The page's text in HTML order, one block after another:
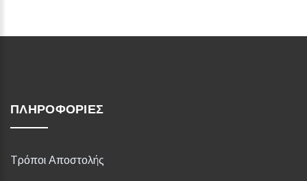
ΠΛΗΡΟΦΟΡΊΕΣ
Τρόποι Αποστολής